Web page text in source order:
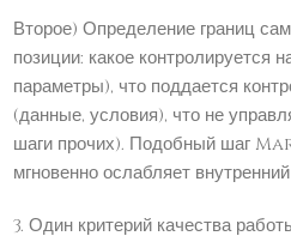
Второе) Определение границ
позиции: какое контролируется
параметры), что поддается
(данные, условия), что не
шаги прочих). Подобный шаг
мгновенно ослабляет
3. Один критерий качества